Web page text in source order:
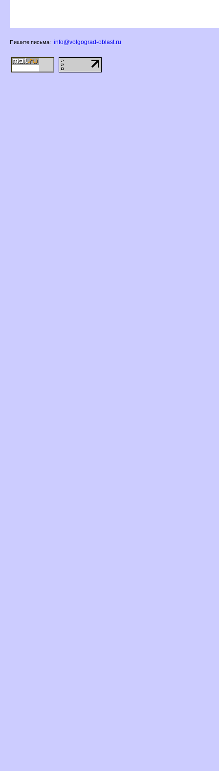
Пишите письма: info@volgograd-oblast.ru